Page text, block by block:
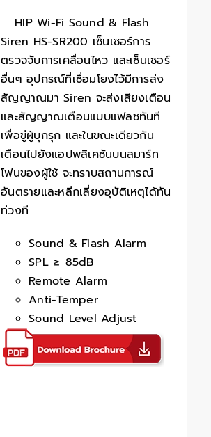
HIP Wi-Fi Sound & Flash
Siren HS-SR200 เซ็นเซอร์การ
ตรวจจับการเคลื่อนไหว และเซ็นเซอร์
อื่นๆ อุปกรณ์ที่เชื่อมโยงไว้มีการส่ง
สัญญาณมา Siren จะส่งเสียงเตือน
และสัญญาณเตือนแบบแฟลชทันที
เพื่อขู่ผู้บุกรุก และในขณะเดียวกัน
เตือนไปยังแอปพลิเคชันบนสมาร์ท
โฟนของผู้ใช้ จะทราบสถานการณ์
อันตรายและหลีกเลี่ยงอุบัติเหตุได้ทัน
ท่วงที
Sound & Flash Alarm
SPL ≥ 85dB
Remote Alarm
Anti-Temper
Sound Level Adjust